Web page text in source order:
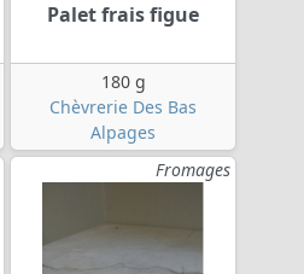
Palet frais figue
180 g
Chèvrerie Des Bas
Alpages
Fromages